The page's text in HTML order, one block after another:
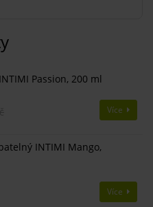
Passion, 200 ml
Více
INTIMI Mango,
Více